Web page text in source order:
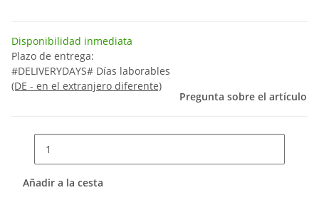
Disponibilidad inmediata
Plazo de entrega:
#DELIVERYDAYS# Días laborables
(DE - en el extranjero diferente)
Pregunta sobre el artículo
Añadir a la cesta